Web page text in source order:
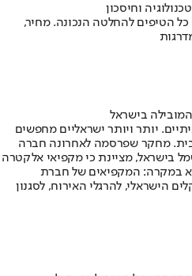
וחיסכון
הטיפים להחלטה הנכונה. מחיר,
בישראל
יותר ויותר ישראליים מחפשים
מחקר שפרסמה לאחרונה חברה
בישראל, מציינת כי מקפיאי אלקטרה
במקרה: המקפיאים של חברת
הישראלי, להרגלי האירוח, לסגנון